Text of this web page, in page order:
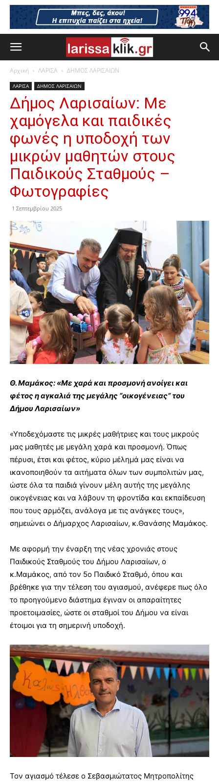
Αρχική ΛΑΡΙΣΑ ΔΗΜΟΣ ΛΑΡΙΣΑΙΩΝ
ΛΑΡΙΣΑ ΔΗΜΟΣ ΛΑΡΙΣΑΙΩΝ
Δήμος Λαρισαίων: Με
χαμόγελα και παιδικές
φωνές η υποδοχή των
μικρών μαθητών στους
Παιδικούς Σταθμούς –
Φωτογραφίες
1 Σεπτεμβρίου 2025
Θ. Μαμάκος: «Με χαρά και προσμονή ανοίγει και
φέτος η αγκαλιά της μεγάλης “οικογένειας” του
Δήμου Λαρισαίων»
«Υποδεχόμαστε τις μικρές μαθήτριες και τους μικρούς
μας μαθητές με μεγάλη χαρά και προσμονή. Όπως
πέρυσι, έτσι και φέτος, κύριο μέλημά μας είναι να
ικανοποιηθούν τα αιτήματα όλων των συμπολιτών μας,
ώστε όλα τα παιδιά γίνουν μέλη αυτής της μεγάλης
οικογένειας και να λάβουν τη φροντίδα και εκπαίδευση
που τους αρμόζει, ανάλογα με τις ανάγκες τους»,
σημειώνει ο Δήμαρχος Λαρισαίων, κ.Θανάσης Μαμάκος.
Με αφορμή την έναρξη της νέας χρονιάς στους
Παιδικούς Σταθμούς του Δήμου Λαρισαίων, ο
κ.Μαμάκος, από τον 5ο Παιδικό Σταθμό, όπου και
βρέθηκε για την τέλεση του αγιασμού, ανέφερε πως όλο
το προηγούμενο διάστημα έγιναν οι απαραίτητες
προετοιμασίες, ώστε οι σταθμοί του Δήμου να είναι
έτοιμοι για τη σημερινή υποδοχή.
Τον αγιασμό τέλεσε ο Σεβασμιώτατος Μητροπολίτης